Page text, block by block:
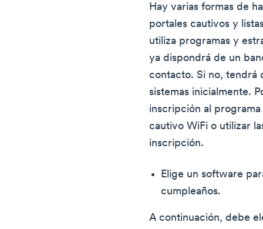
Hay varias formas de
portales cautivos y
utiliza programas y
ya dispondrá de un
contacto. Si no, tendrá
sistemas inicialmente.
inscripción al
cautivo WiFi o utilizar
inscripción.
Elige un software
cumpleaños.
A continuación, debe